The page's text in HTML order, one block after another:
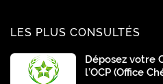
LES PLUS CONSULTÉS
Déposez votre
l’OCP (Office